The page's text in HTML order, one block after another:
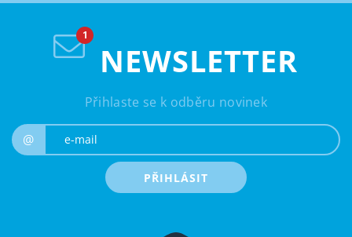
NEWSLETTER
Přihlaste se k odběru novinek
@
PŘIHLÁSIT